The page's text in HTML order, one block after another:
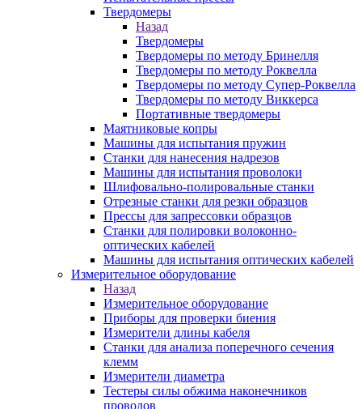
Твердомеры
Назад
Твердомеры
Твердомеры по методу Бринелля
Твердомеры по методу Роквелла
Твердомеры по методу Супер-Роквелла
Твердомеры по методу Виккерса
Портативные твердомеры
Маятниковые копры
Машины для испытания пружин
Станки для нанесения надрезов
Машины для испытания проволоки
Шлифовально-полировальные станки
Отрезные станки для резки образцов
Прессы для запрессовки образцов
Станки для полировки волоконно-
оптических кабелей
Машины для испытания оптических кабелей
Измерительное оборудование
Назад
Измерительное оборудование
Приборы для проверки биения
Измерители длины кабеля
Станки для анализа поперечного сечения
клемм
Измерители диаметра
Тестеры силы обжима наконечников
проводов